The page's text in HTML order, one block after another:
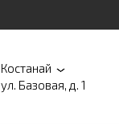
Костанай
ул. Базовая, д. 1